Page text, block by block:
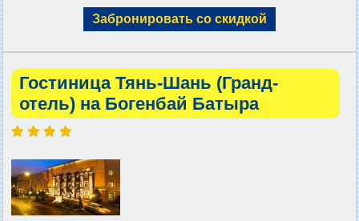
Забронировать со скидкой
Гостиница Тянь-Шань (Гранд-
отель) на Богенбай Батыра